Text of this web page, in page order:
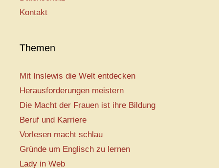
Kontakt
Themen
Mit Inslewis die Welt entdecken
Herausforderungen meistern
Die Macht der Frauen ist ihre Bildung
Beruf und Karriere
Vorlesen macht schlau
Gründe um Englisch zu lernen
Lady in Web